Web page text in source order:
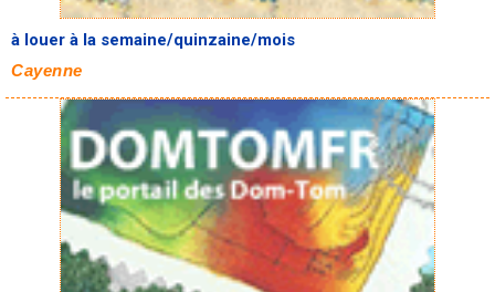
à louer à la semaine/quinzaine/mois
Cayenne